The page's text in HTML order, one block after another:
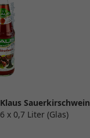
Klaus Sauerkirschwein
6 x 0,7 Liter (Glas)